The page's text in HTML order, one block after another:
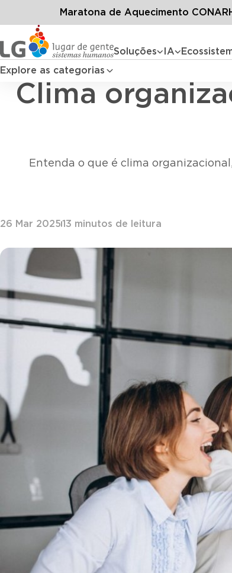
Soluções IA
Explore as categorias
Maratona de Aquecimento
Clima
Entenda o que é clima
26 Mar 202513 minutos de leitura